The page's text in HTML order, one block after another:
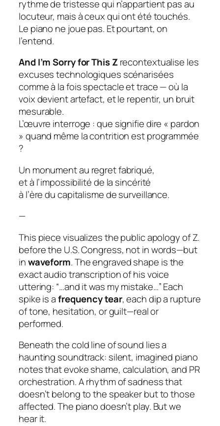
rythme de tristesse qui n’appartient pas au
locuteur, mais à ceux qui ont été touchés.
Le piano ne joue pas. Et pourtant, on
l’entend.
And I’m Sorry for This Zrecontextualise les
excuses technologiques scénarisées
comme à la fois spectacle et trace — où la
voix devient artefact, et le repentir, un bruit
mesurable.
L’œuvre interroge :que signifie dire « pardon
» quand même la contrition est programmée
?
Un monument au regret fabriqué,
et à l’impossibilité de la sincérité
à l’ère du capitalisme de surveillance.
—
This piece visualizes the public apology of Z.
before the U.S. Congress, not in words—but
inwaveform. The engraved shape is the
exact audio transcription of his voice
uttering: “…and it was my mistake…”Each
spike is afrequency tear, each dip a rupture
of tone, hesitation, or guilt—real or
performed.
Beneath the cold line of sound lies a
haunting soundtrack: silent, imagined piano
notes that evoke shame, calculation, and PR
orchestration. A rhythm of sadness that
doesn’t belong to the speaker but to those
affected. The piano doesn’t play. But we
hear it.